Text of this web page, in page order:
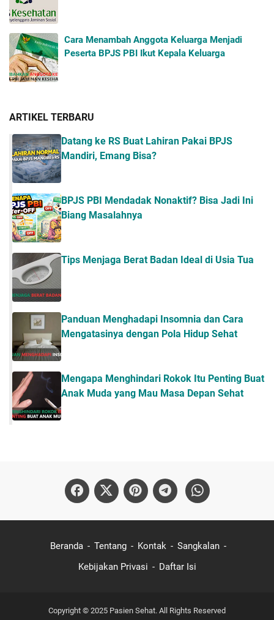
Cara Menambah Anggota Keluarga Menjadi
Peserta BPJS PBI Ikut Kepala Keluarga
ARTIKEL TERBARU
Datang ke RS Buat Lahiran Pakai BPJS
Mandiri, Emang Bisa?
BPJS PBI Mendadak Nonaktif? Bisa Jadi Ini
Biang Masalahnya
Tips Menjaga Berat Badan Ideal di Usia Tua
Panduan Menghadapi Insomnia dan Cara
Mengatasinya dengan Pola Hidup Sehat
Mengapa Menghindari Rokok Itu Penting Buat
Anak Muda yang Mau Masa Depan Sehat
Beranda Tentang Kontak
Sangkalan
Kebijakan Privasi
Daftar Isi
Copyright © 2025 Pasien Sehat. All Rights Reserved